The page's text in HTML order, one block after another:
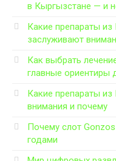
в Кыргызстане — и
Какие препараты
заслуживают
Как выбрать
главные ориентиры
Какие препараты из
внимания и почему
Почему слот
годами